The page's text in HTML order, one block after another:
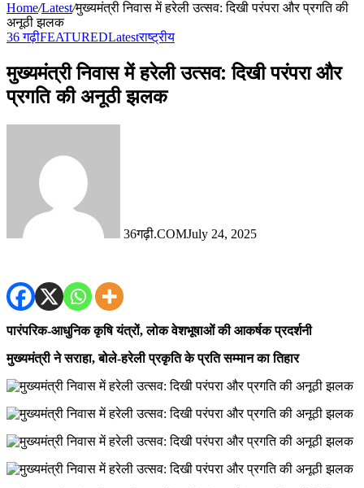
Home/Latest/मुख्यमंत्री निवास में हरेली उत्सव: दिखी परंपरा और प्रगति की
अनूठी झलक
36 गढ़ीFEATUREDLatestराष्ट्रीय
मुख्यमंत्री निवास में हरेली उत्सव: दिखी परंपरा और
प्रगति की अनूठी झलक
36गढ़ी.COMJuly 24, 2025
पारंपरिक-आधुनिक कृषि यंत्रों, लोक वेशभूषाओं की आकर्षक प्रदर्शनी
मुख्यमंत्री ने सराहा, बोले-हरेली प्रकृति के प्रति सम्मान का तिहार